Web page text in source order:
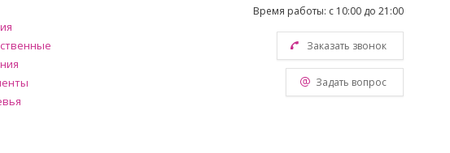
Время работы: с 10:00 до 21:00
Заказать звонок
Задать вопрос